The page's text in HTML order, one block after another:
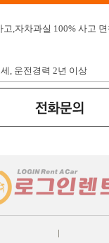
고,자차과실 100% 사고
, 운전경력 2년 이상